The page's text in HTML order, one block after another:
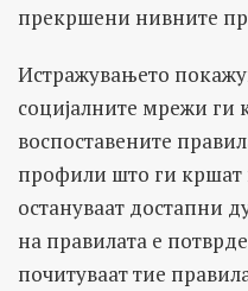
прекршени нивните
Истражувањето
социјалните мрежи ги
воспоставените
профили што ги кршат
остануваат достапни
на правилата е
почитуваат тие